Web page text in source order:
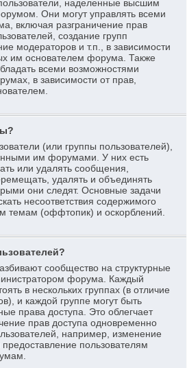
наделенные высшим
Они могут управлять всеми
включая разграничение прав
создание групп
модераторов и т.п., в зависимости
им основателем форума. Также
всеми возможностями
в зависимости от прав,
(или группы пользователей),
им форумами. У них есть
или удалять сообщения,
удалять и объединять
они следят. Основные задачи
несоответствия содержимого
темам (оффтопик) и оскорблений.
сообщество на структурные
форума. Каждый
в нескольких группах (в отличие
и каждой группе могут быть
права доступа. Это облегчает
прав доступа одновременно
например, изменение
пользователям